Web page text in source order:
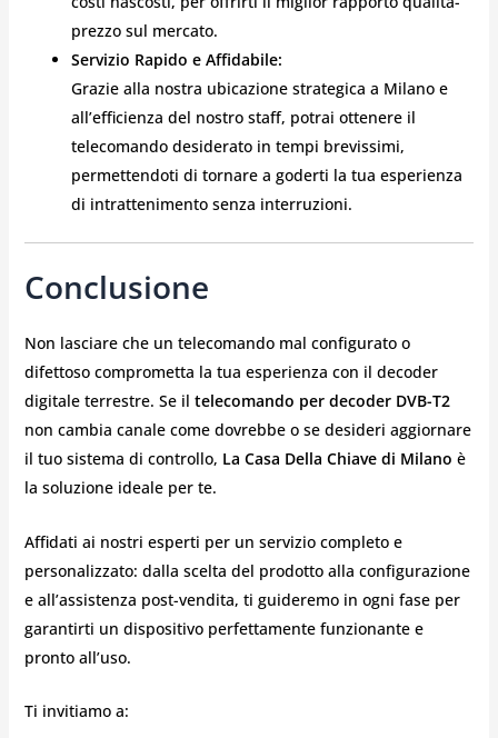
prezzo sul mercato.
Servizio Rapido e Affidabile:
Grazie alla nostra ubicazione strategica a Milano e
all’efficienza del nostro staff, potrai ottenere il
telecomando desiderato in tempi brevissimi,
permettendoti di tornare a goderti la tua esperienza
di intrattenimento senza interruzioni.
Conclusione
Non lasciare che un telecomando mal configurato o
difettoso comprometta la tua esperienza con il decoder
digitale terrestre. Se il telecomando per decoder DVB-T2
non cambia canale come dovrebbe o se desideri aggiornare
il tuo sistema di controllo, La Casa Della Chiave di Milano è
la soluzione ideale per te.
Affidati ai nostri esperti per un servizio completo e
personalizzato: dalla scelta del prodotto alla configurazione
e all’assistenza post-vendita, ti guideremo in ogni fase per
garantirti un dispositivo perfettamente funzionante e
pronto all’uso.
Ti invitiamo a: